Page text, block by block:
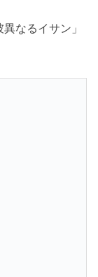
なるイサン」